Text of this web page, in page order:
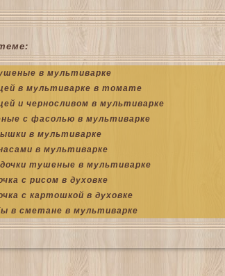
в мультиварке
в мультиварке в томате
и черносливом в мультиварке
с фасолью в мультиварке
в мультиварке
в мультиварке
тушеные в мультиварке
с рисом в духовке
с картошкой в духовке
в сметане в мультиварке